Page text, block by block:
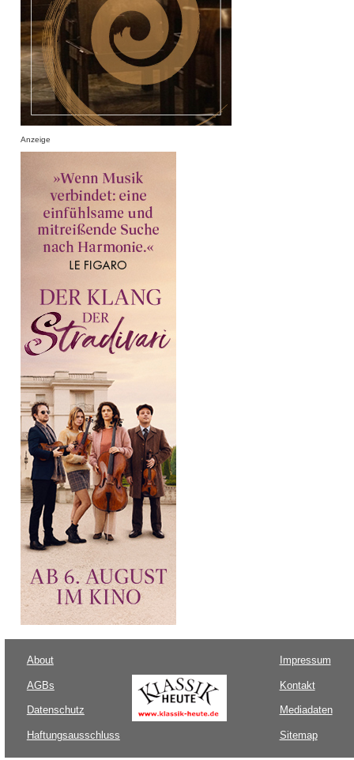
Anzeige
About
AGBs
Datenschutz
Haftungsausschluss
Impressum
Kontakt
Mediadaten
Sitemap